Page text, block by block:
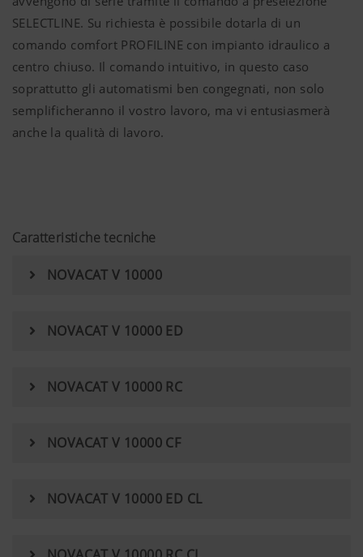
SELECTLINE. Su richiesta è possibile dotarla di un
comando comfort PROFILINE con impianto idraulico a
centro chiuso. Il comando intuitivo, in questo caso
soprattutto gli automatismi ben congegnati, non solo
semplificheranno il vostro lavoro, ma vi entusiasmerà
anche la qualità di lavoro.
Caratteristiche tecniche
NOVACAT V 10000
NOVACAT V 10000 ED
NOVACAT V 10000 RC
NOVACAT V 10000 CF
NOVACAT V 10000 ED CL